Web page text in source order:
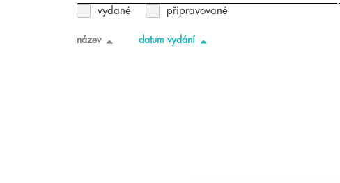
vydané připravované
název datum vydání